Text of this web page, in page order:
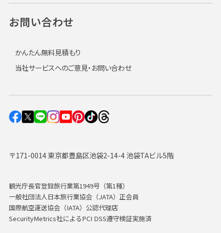
〒171-0014 東京都豊島区池袋2-14-4 池袋TAビル5階
観光庁長官登録旅行業第1949号（第1種）
一般社団法人日本旅行業協会（JATA）正会員
国際航空運送協会（IATA）公認代理店
SecurityMetrics社によるPCI DSS遵守検証実施済
お問い合わせ
かんたん無料見積もり
当社サービスへのご意見・お問い合わせ